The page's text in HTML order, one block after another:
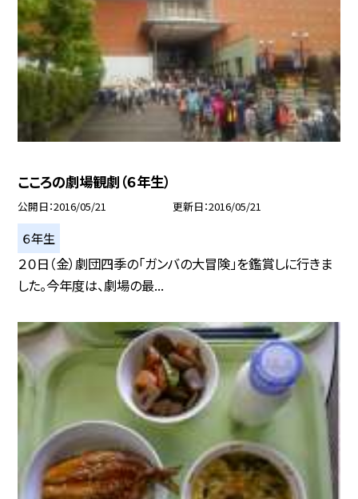
こころの劇場観劇（６年生）
公開日 2016/05/21 更新日 2016/05/21
６年生
２０日（金）劇団四季の「ガンバの大冒険」を鑑賞しに行きま
した。今年度は、劇場の最...